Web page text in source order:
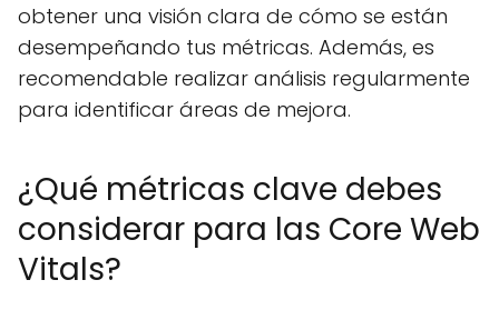
obtener una visión clara de cómo se están
desempeñando tus métricas. Además, es
recomendable realizar análisis regularmente
para identificar áreas de mejora.
¿Qué métricas clave debes
considerar para las Core Web
Vitals?